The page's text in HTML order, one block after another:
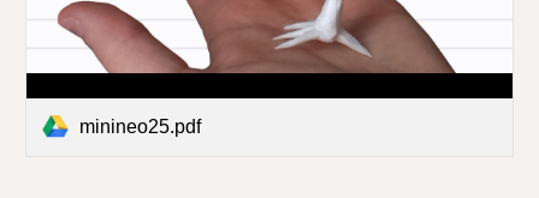
minineo25.pdf